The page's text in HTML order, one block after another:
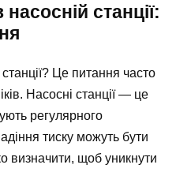
станції:
Це питання часто
Насосні станції — це
регулярного
тиску можуть бути
визначити, щоб уникнути